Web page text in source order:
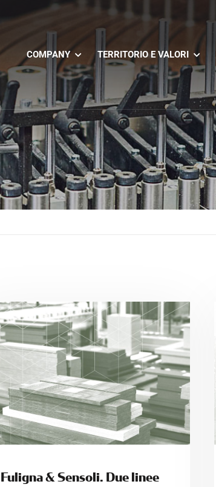
COMPANY TERRITORIO E VALORI
Fuligna & Sensoli. Due linee